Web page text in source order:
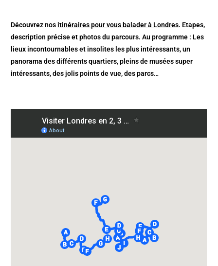
Découvrez nos itinéraires pour vous balader à Londres. Etapes,
description précise et photos du parcours. Au programme : Les
lieux incontournables et insolites les plus intéressants, un
panorama des différents quartiers, pleins de musées super
intéressants, des jolis points de vue, des parcs…